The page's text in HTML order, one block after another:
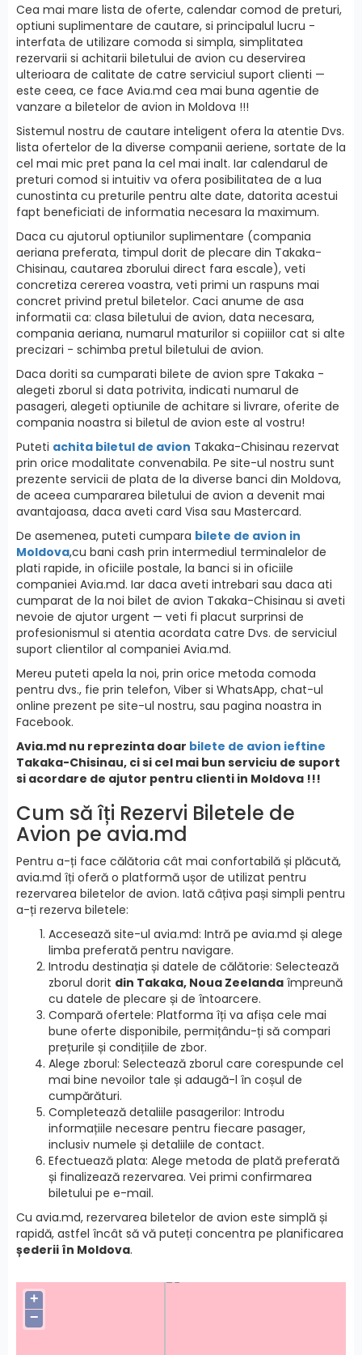
Cea mai mare lista de oferte, calendar comod de preturi,
optiuni suplimentare de cautare, si principalul lucru -
interfatа de utilizare comoda si simpla, simplitatea
rezervarii si achitarii biletului de avion cu deservirea
ulterioara de calitate de catre serviciul suport clienti —
este ceea, ce face Avia.md cea mai buna agentie de
vanzare a biletelor de avion in Moldova !!!
Sistemul nostru de cautare inteligent ofera la atentie Dvs.
lista ofertelor de la diverse companii aeriene, sortate de la
cel mai mic pret pana la cel mai inalt. Iar calendarul de
preturi comod si intuitiv va ofera posibilitatea de a lua
cunostinta cu preturile pentru alte date, datorita acestui
fapt beneficiati de informatia necesara la maximum.
Daca cu ajutorul optiunilor suplimentare (compania
aeriana preferata, timpul dorit de plecare din Takaka-
Chisinau, cautarea zborului direct fara escale), veti
concretiza cererea voastra, veti primi un raspuns mai
concret privind pretul biletelor. Caci anume de asa
informatii ca: clasa biletului de avion, data necesara,
compania aeriana, numarul maturilor si copiiilor cat si alte
precizari - schimba pretul biletului de avion.
Daca doriti sa cumparati bilete de avion spre Takaka -
alegeti zborul si data potrivita, indicati numarul de
pasageri, alegeti optiunile de achitare si livrare, oferite de
compania noastra si biletul de avion este al vostru!
Puteti achita biletul de avion Takaka-Chisinau rezervat
prin orice modalitate convenabila. Pe site-ul nostru sunt
prezente servicii de plata de la diverse banci din Moldova,
de aceea cumpararea biletului de avion a devenit mai
avantajoasa, daca aveti card Visa sau Mastercard.
De asemenea, puteti cumpara bilete de avion in
Moldova,cu bani cash prin intermediul terminalelor de
plati rapide, in oficiile postale, la banci si in oficiile
companiei Avia.md. Iar daca aveti intrebari sau daca ati
cumparat de la noi bilet de avion Takaka-Chisinau si aveti
nevoie de ajutor urgent — veti fi placut surprinsi de
profesionismul si atentia acordata catre Dvs. de serviciul
suport clientilor al companiei Avia.md.
Mereu puteti apela la noi, prin orice metoda comoda
pentru dvs., fie prin telefon, Viber si WhatsApp, chat-ul
online prezent pe site-ul nostru, sau pagina noastra in
Facebook.
Avia.md nu reprezinta doar bilete de avion ieftine
Takaka-Chisinau, ci si cel mai bun serviciu de suport
si acordare de ajutor pentru clienti in Moldova !!!
Cum să îți Rezervi Biletele de
Avion pe avia.md
Pentru a-ți face călătoria cât mai confortabilă și plăcută,
avia.md îți oferă o platformă ușor de utilizat pentru
rezervarea biletelor de avion. Iată câțiva pași simpli pentru
a-ți rezerva biletele:
Accesează site-ul avia.md: Intră pe avia.md și alege
limba preferată pentru navigare.
Introdu destinația și datele de călătorie: Selectează
zborul dorit din Takaka, Noua Zeelanda împreună
cu datele de plecare și de întoarcere.
Compară ofertele: Platforma îți va afișa cele mai
bune oferte disponibile, permițându-ți să compari
prețurile și condițiile de zbor.
Alege zborul: Selectează zborul care corespunde cel
mai bine nevoilor tale și adaugă-l în coșul de
cumpărături.
Completează detaliile pasagerilor: Introdu
informațiile necesare pentru fiecare pasager,
inclusiv numele și detaliile de contact.
Efectuează plata: Alege metoda de plată preferată
și finalizează rezervarea. Vei primi confirmarea
biletului pe e-mail.
Cu avia.md, rezervarea biletelor de avion este simplă și
rapidă, astfel încât să vă puteți concentra pe planificarea
șederii în Moldova.
+
−